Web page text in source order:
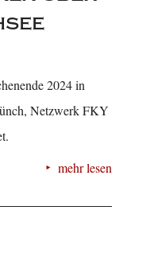
2024 in
Netzwerk FKY
mehr lesen